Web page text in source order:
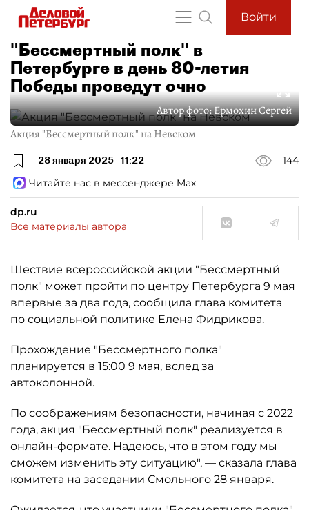
Войти
"Бессмертный полк" в
Петербурге в день 80-летия
Победы проведут очно
Автор фото:Ермохин Сергей
Акция "Бессмертный полк" на Невском
28 января 2025 11:22
144
Читайте нас в мессенджере Max
dp.ru
Все материалы автора
Шествие всероссийской акции "Бессмертный
полк" может пройти по центру Петербурга 9 мая
впервые за два года, сообщила глава комитета
по социальной политике Елена Фидрикова.
Прохождение "Бессмертного полка"
планируется в 15:00 9 мая, вслед за
автоколонной.
По соображениям безопасности, начиная с 2022
года, акция "Бессмертный полк" реализуется в
онлайн-формате. Надеюсь, что в этом году мы
сможем изменить эту ситуацию", — сказала глава
комитета на заседании Смольного 28 января.